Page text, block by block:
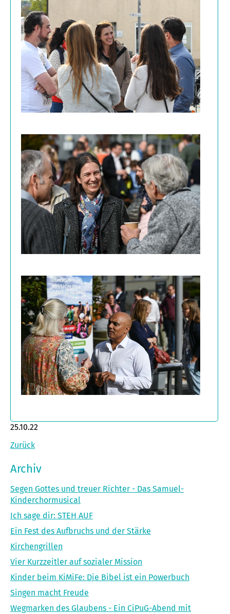
25.10.22
Zurück
Archiv
Segen Gottes und treuer Richter - Das Samuel-
Kinderchormusical
Ich sage dir: STEH AUF
Ein Fest des Aufbruchs und der Stärke
Kirchengrillen
Vier Kurzzeitler auf sozialer Mission
Kinder beim KiMiFe: Die Bibel ist ein Powerbuch
Singen macht Freude
Wegmarken des Glaubens - Ein CiPuG-Abend mit